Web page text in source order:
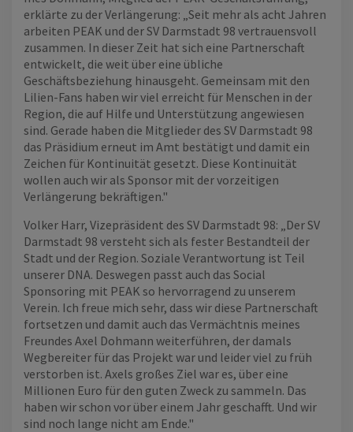
erklärte zu der Verlängerung: „Seit mehr als acht Jahren
arbeiten PEAK und der SV Darmstadt 98 vertrauensvoll
zusammen. In dieser Zeit hat sich eine Partnerschaft
entwickelt, die weit über eine übliche
Geschäftsbeziehung hinausgeht. Gemeinsam mit den
Lilien-Fans haben wir viel erreicht für Menschen in der
Region, die auf Hilfe und Unterstützung angewiesen
sind. Gerade haben die Mitglieder des SV Darmstadt 98
das Präsidium erneut im Amt bestätigt und damit ein
Zeichen für Kontinuität gesetzt. Diese Kontinuität
wollen auch wir als Sponsor mit der vorzeitigen
Verlängerung bekräftigen."
Volker Harr, Vizepräsident des SV Darmstadt 98: „Der SV
Darmstadt 98 versteht sich als fester Bestandteil der
Stadt und der Region. Soziale Verantwortung ist Teil
unserer DNA. Deswegen passt auch das Social
Sponsoring mit PEAK so hervorragend zu unserem
Verein. Ich freue mich sehr, dass wir diese Partnerschaft
fortsetzen und damit auch das Vermächtnis meines
Freundes Axel Dohmann weiterführen, der damals
Wegbereiter für das Projekt war und leider viel zu früh
verstorben ist. Axels großes Ziel war es, über eine
Millionen Euro für den guten Zweck zu sammeln. Das
haben wir schon vor über einem Jahr geschafft. Und wir
sind noch lange nicht am Ende."